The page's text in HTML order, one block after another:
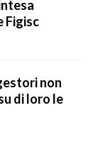
Figisc
non
di loro le